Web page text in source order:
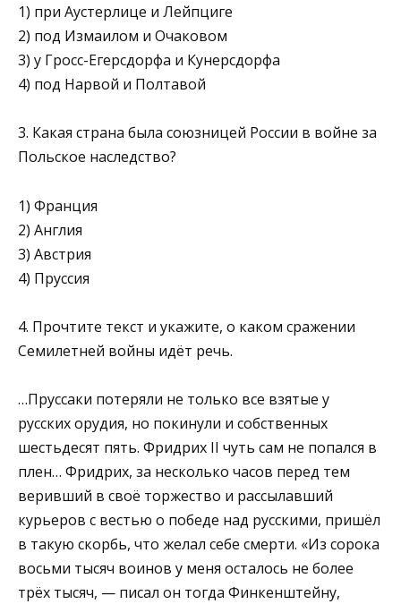
1) при Аустерлице и Лейпциге
2) под Измаилом и Очаковом
3) у Гросс-Егерсдорфа и Кунерсдорфа
4) под Нарвой и Полтавой
3. Какая страна была союзницей России в войне за
Польское наследство?
1) Франция
2) Англия
3) Австрия
4) Пруссия
4. Прочтите текст и укажите, о каком сражении
Семилетней войны идёт речь.
…Пруссаки потеряли не только все взятые у
русских орудия, но покинули и собственных
шестьдесят пять. Фридрих II чуть сам не попался в
плен… Фридрих, за несколько часов перед тем
веривший в своё торжество и рассылавший
курьеров с вестью о победе над русскими, пришёл
в такую скорбь, что желал себе смерти. «Из сорока
восьми тысяч воинов у меня осталось не более
трёх тысяч, — писал он тогда Финкенштейну,